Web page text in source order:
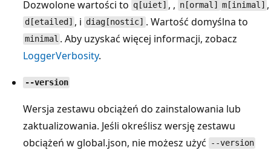
Dozwolone wartości to q[uiet] , , n[ormal] m[inimal] ,
d[etailed] , i diag[nostic] . Wartość domyślna to
minimal . Aby uzyskać więcej informacji, zobacz
LoggerVerbosity.
--version
Wersja zestawu obciążeń do zainstalowania lub
zaktualizowania. Jeśli określisz wersję zestawu
obciążeń w global.json, nie możesz użyć
--version